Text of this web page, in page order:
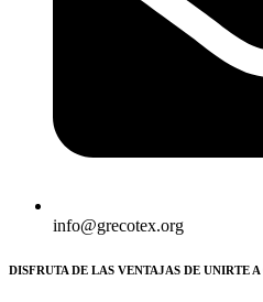
info@grecotex.org
DISFRUTA DE LAS VENTAJAS DE UNIRTE